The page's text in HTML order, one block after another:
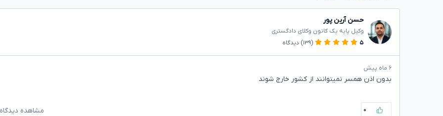
حسن آرین پور
وکیل پایه یک کانون وکلای دادگستری
۵
(۱۳۹) دیدگاه
۶ ماه پیش
بدون اذن همسر نمیتوانند از کشور خارج شوند
۰ مشاهده